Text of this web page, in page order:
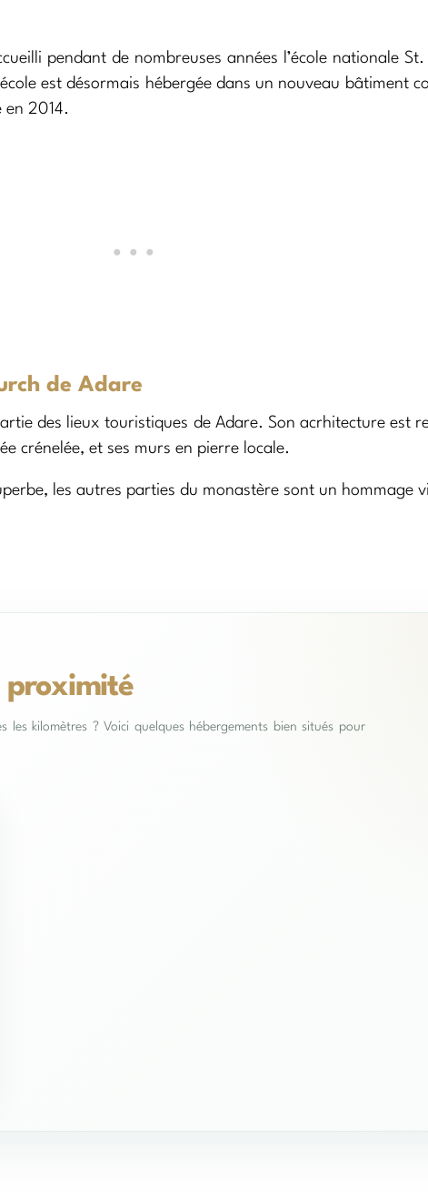
pendant de nombreuses années l’école nationale
est désormais hébergée dans un nouveau bâtiment
en 2014.
de Adare
des lieux touristiques de Adare. Son acrhitecture est
crénelée, et ses murs en pierre locale.
les autres parties du monastère sont un hommage
proximité
les kilomètres ? Voici quelques hébergements bien situés pour